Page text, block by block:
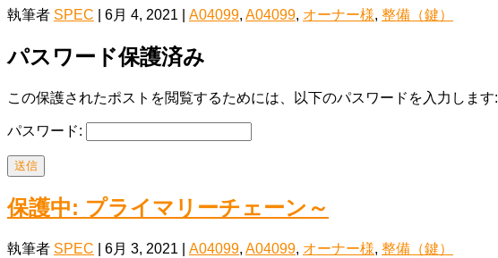
執筆者 SPEC 6月 4, 2021 A04099, A04099, オーナー様, 整備（鍵）
パスワード保護済み
この保護されたポストを閲覧するためには、以下のパスワードを入力します:
パスワード:
送信
保護中: プライマリーチェーン～
執筆者 SPEC 6月 3, 2021 A04099, A04099, オーナー様, 整備（鍵）